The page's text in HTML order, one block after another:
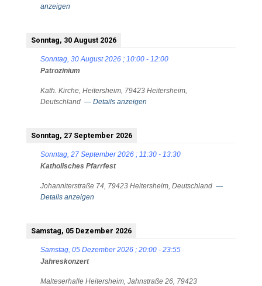
anzeigen
Sonntag, 30 August 2026
Sonntag, 30 August 2026 ; 10:00 - 12:00
Patrozinium
Kath. Kirche, Heitersheim, 79423 Heitersheim,
Deutschland — Details anzeigen
Sonntag, 27 September 2026
Sonntag, 27 September 2026 ; 11:30 - 13:30
Katholisches Pfarrfest
Johanniterstraße 74, 79423 Heitersheim, Deutschland —
Details anzeigen
Samstag, 05 Dezember 2026
Samstag, 05 Dezember 2026 ; 20:00 - 23:55
Jahreskonzert
Malteserhalle Heitersheim, Jahnstraße 26, 79423